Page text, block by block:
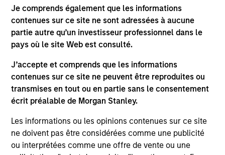
Je comprends également que les informations
contenues sur ce site ne sont adressées à aucune
partie autre qu’un investisseur professionnel dans le
pays où le site Web est consulté.
J’accepte et comprends que les informations
contenues sur ce site ne peuvent être reproduites ou
transmises en tout ou en partie sans le consentement
écrit préalable de Morgan Stanley.
Les informations ou les opinions contenues sur ce site
ne doivent pas être considérées comme une publicité
ou interprétées comme une offre de vente ou une
The information on this page is for informational
purposes only. The information contained herein does
not constitute and should not be construed as an
offering of advisory services or an offer to sell or a
jurisdiction in which such offer or solicitation,
purchase or sale would be unlawful under the
securities, insurance or other laws of such jurisdiction.
All investing involves risks, including a loss of principal.
Please refer to the strategy detail page for important
information on the strategy, including additional risk
considerations.